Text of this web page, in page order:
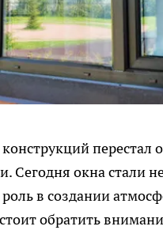
перестал
Сегодня окна стали
в создании
обратить